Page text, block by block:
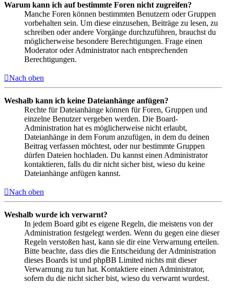
Warum kann ich auf bestimmte Foren nicht zugreifen?
Manche Foren können bestimmten Benutzern oder Gruppen
vorbehalten sein. Um diese einzusehen, Beiträge zu lesen, zu
schreiben oder andere Vorgänge durchzuführen, brauchst du
möglicherweise besondere Berechtigungen. Frage einen
Moderator oder Administrator nach entsprechenden
Berechtigungen.
Nach oben
Weshalb kann ich keine Dateianhänge anfügen?
Rechte für Dateianhänge können für Foren, Gruppen und
einzelne Benutzer vergeben werden. Die Board-
Administration hat es möglicherweise nicht erlaubt,
Dateianhänge in dem Forum anzufügen, in dem du deinen
Beitrag verfassen möchtest, oder nur bestimmte Gruppen
dürfen Dateien hochladen. Du kannst einen Administrator
kontaktieren, falls du dir nicht sicher bist, wieso du keine
Dateianhänge anfügen kannst.
Nach oben
Weshalb wurde ich verwarnt?
In jedem Board gibt es eigene Regeln, die meistens von der
Administration festgelegt werden. Wenn du gegen eine dieser
Regeln verstoßen hast, kann sie dir eine Verwarnung erteilen.
Bitte beachte, dass dies die Entscheidung der Administration
dieses Boards ist und phpBB Limited nichts mit dieser
Verwarnung zu tun hat. Kontaktiere einen Administrator,
sofern du die nicht sicher bist, wieso du verwarnt wurdest.